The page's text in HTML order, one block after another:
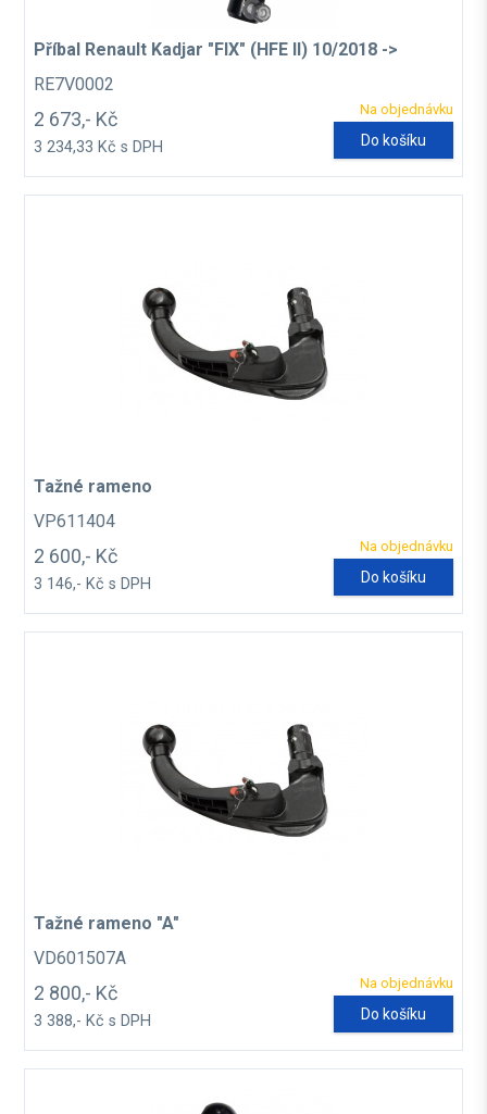
Příbal Renault Kadjar "FIX" (HFE II) 10/2018 ->
RE7V0002
Na objednávku
2 673,- Kč
3 234,33 Kč s DPH Do košíku
Tažné rameno
VP611404
Na objednávku
2 600,- Kč
3 146,- Kč s DPH Do košíku
Tažné rameno "A"
VD601507A
Na objednávku
2 800,- Kč
3 388,- Kč s DPH Do košíku